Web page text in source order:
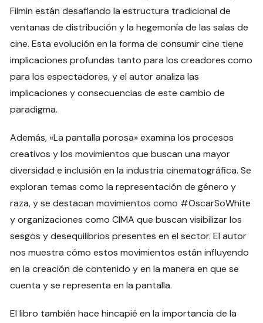
Filmin están desafiando la estructura tradicional de
ventanas de distribución y la hegemonía de las salas de
cine. Esta evolución en la forma de consumir cine tiene
implicaciones profundas tanto para los creadores como
para los espectadores, y el autor analiza las
implicaciones y consecuencias de este cambio de
paradigma.
Además, «La pantalla porosa» examina los procesos
creativos y los movimientos que buscan una mayor
diversidad e inclusión en la industria cinematográfica. Se
exploran temas como la representación de género y
raza, y se destacan movimientos como #OscarSoWhite
y organizaciones como CIMA que buscan visibilizar los
sesgos y desequilibrios presentes en el sector. El autor
nos muestra cómo estos movimientos están influyendo
en la creación de contenido y en la manera en que se
cuenta y se representa en la pantalla.
El libro también hace hincapié en la importancia de la